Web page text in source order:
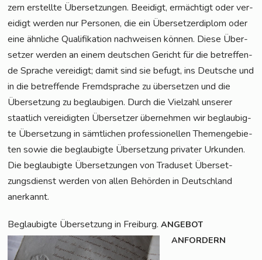
zern erstell­te Über­set­zun­gen. Beei­digt, ermäch­tigt oder ver­
ei­digt wer­den nur Per­so­nen, die ein Über­set­zer­di­plom oder
eine ähn­li­che Qua­li­fi­ka­ti­on nach­wei­sen kön­nen. Die­se Über­
set­zer wer­den an einem deut­schen Gericht für die betref­fen­
de Spra­che ver­ei­digt; damit sind sie befugt, ins Deut­sche und
in die betref­fen­de Fremd­spra­che zu über­set­zen und die
Über­set­zung zu beglau­bi­gen. Durch die Viel­zahl unse­rer
staat­lich ver­ei­dig­ten Über­set­zer über­neh­men wir beglau­big­
te Über­set­zung in sämt­li­chen pro­fes­sio­nel­len The­men­ge­bie­
ten sowie die beglau­big­te Über­set­zung pri­va­ter Urkun­den.
Die beglau­big­te Über­set­zun­gen von Tra­du­set Über­set­
zungs­dienst wer­den von allen Behör­den in Deutsch­land
anerkannt.
Beglau­big­te Über­set­zung in Frei­burg.ANGEBOT
ANFORDERN